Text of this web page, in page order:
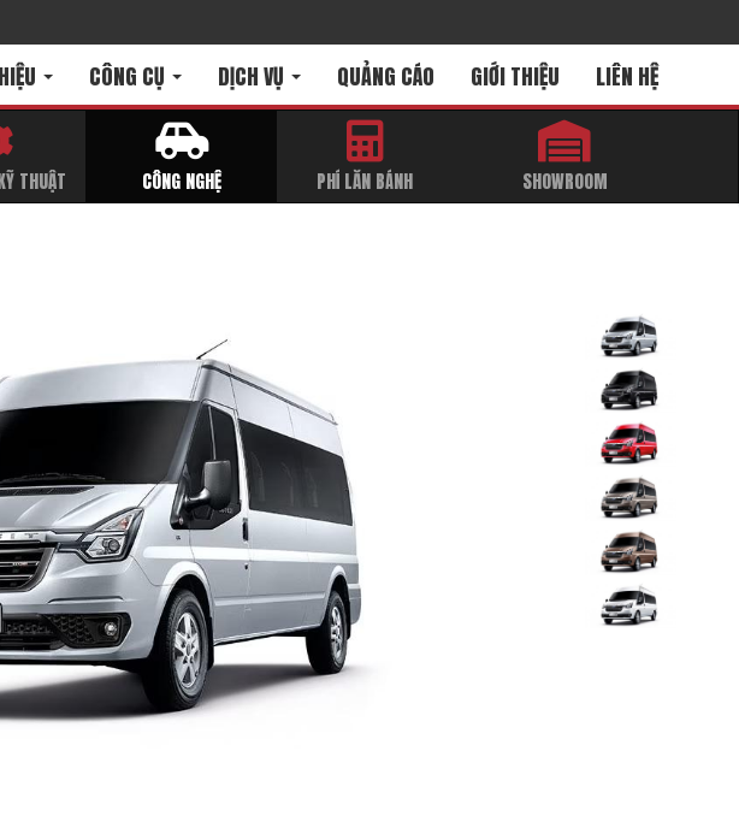
CÔNG CỤ DỊCH VỤ QUẢNG CÁO GIỚI THIỆU LIÊN HỆ
THUẬT CÔNG NGHỆ PHÍ LĂN BÁNH SHOWROOM